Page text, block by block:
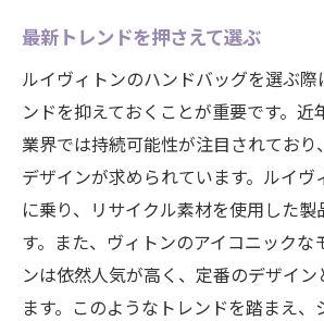
最新トレンドを押さえて選ぶ
ルイヴィトンのハンドバッグを選ぶ
ンドを抑えておくことが重要です。近
業界では持続可能性が注目されており
デザインが求められています。ルイヴ
に乗り、リサイクル素材を使用した製
す。また、ヴィトンのアイコニックな
ンは依然人気が高く、定番のデザイ
ます。このようなトレンドを踏まえ、